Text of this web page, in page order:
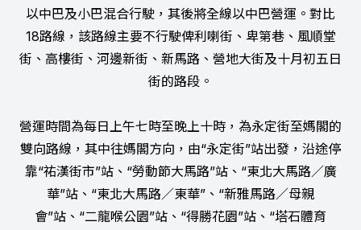
以中巴及小巴混合行駛，其後將全線以中巴營運。對比
18路線，該路線主要不行駛俾利喇街、卑第巷、風順堂
街、高樓街、河邊新街、新馬路、營地大街及十月初五日
街的路段。
營運時間為每日上午七時至晚上十時，為永定街至媽閣的
雙向路線，其中往媽閣方向，由“永定街”站出發，沿途停
靠“祐漢街市”站、“勞動節大馬路”站、“東北大馬路／廣
華”站、“東北大馬路／東華”、“新雅馬路／母親
會”站、“二龍喉公園”站、“得勝花園”站、“塔石體育